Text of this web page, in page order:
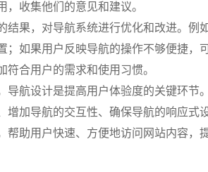
，收集他们的意见和建议。
结果，对导航系统进行优化和改进。
；如果用户反映导航的操作不够便捷，
符合用户的需求和使用习惯。
导航设计是提高用户体验度的关键环
增加导航的交互性、确保导航的响应
帮助用户快速、方便地访问网站内容